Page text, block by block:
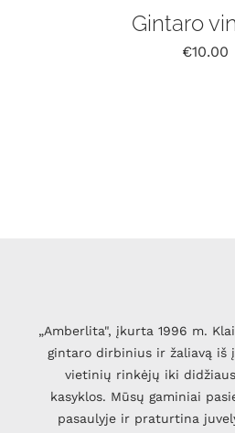
Gintaro
€10.00
„Amberlita", įkurta 1996 m.
gintaro dirbinius ir žaliavą iš
vietinių rinkėjų iki
kasyklos. Mūsų gaminiai
pasaulyje ir praturtina